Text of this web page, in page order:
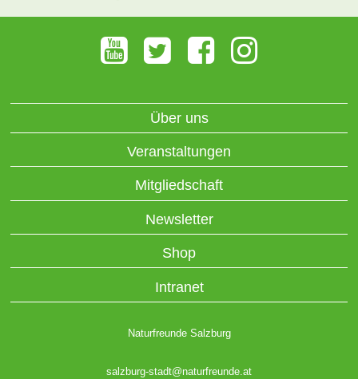
Über uns
Veranstaltungen
Mitgliedschaft
Newsletter
Shop
Intranet
Naturfreunde Salzburg
salzburg-stadt@naturfreunde.at